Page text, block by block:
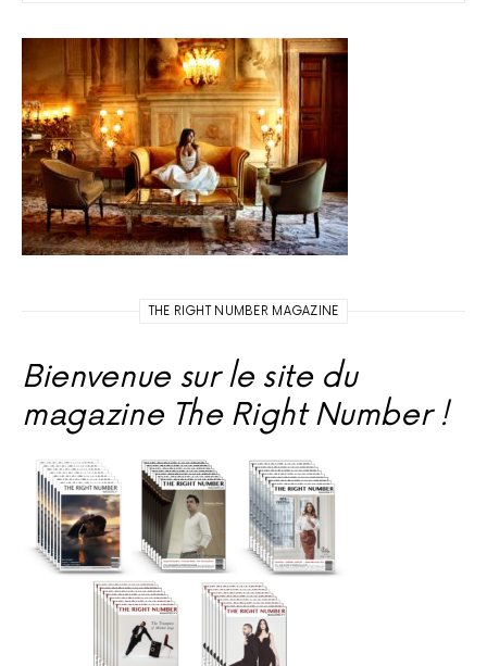
THE RIGHT NUMBER MAGAZINE
Bienvenue sur le site du
magazine The Right Number !